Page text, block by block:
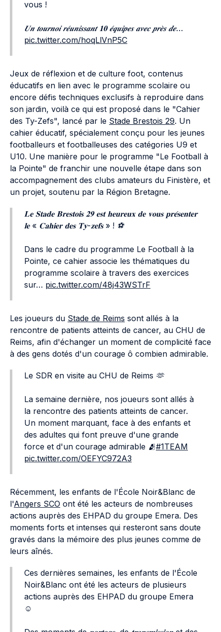
vous !
𝑼𝒏 𝒕𝒐𝒖𝒓𝒏𝒐𝒊 𝒓𝒆́𝒖𝒏𝒊𝒔𝒔𝒂𝒏𝒕 𝟏𝟎 𝒆́𝒒𝒖𝒊𝒑𝒆𝒔 𝒂𝒗𝒆𝒄 𝒑𝒓𝒆̀𝒔 𝒅𝒆…
pic.twitter.com/hoqLlVnP5C
Jeux de réflexion et de culture foot, contenus
éducatifs en lien avec le programme scolaire ou
encore défis techniques exclusifs à reproduire dans
son jardin, voilà ce qui est proposé dans le "Cahier
des Ty-Zefs", lancé par le Stade Brestois 29. Un
cahier éducatif, spécialement conçu pour les jeunes
footballeurs et footballeuses des catégories U9 et
U10. Une manière pour le programme "Le Football à
la Pointe" de franchir une nouvelle étape dans son
accompagnement des clubs amateurs du Finistère, et
un projet, soutenu par la Région Bretagne.
𝐋𝐞 𝐒𝐭𝐚𝐝𝐞 𝐁𝐫𝐞𝐬𝐭𝐨𝐢𝐬 𝟐𝟗 𝐞𝐬𝐭 𝐡𝐞𝐮𝐫𝐞𝐮𝐱 𝐝𝐞 𝐯𝐨𝐮𝐬 𝐩𝐫𝐞́𝐬𝐞𝐧𝐭𝐞𝐫
𝐥𝐞 « 𝐂𝐚𝐡𝐢𝐞𝐫 𝐝𝐞𝐬 𝐓𝐲-𝐳𝐞𝐟𝐬 » ! ⚽️
Dans le cadre du programme Le Football à la
Pointe, ce cahier associe les thématiques du
programme scolaire à travers des exercices
sur… pic.twitter.com/48j43WSTrF
Les joueurs du Stade de Reims sont allés à la
rencontre de patients atteints de cancer, au CHU de
Reims, afin d'échanger un moment de complicité face
à des gens dotés d'un courage ô combien admirable.
Le SDR en visite au CHU de Reims 🫶
La semaine dernière, nos joueurs sont allés à
la rencontre des patients atteints de cancer.
Un moment marquant, face à des enfants et
des adultes qui font preuve d'une grande
force et d'un courage admirable 🫂#1TEAM
pic.twitter.com/OEFYC972A3
Récemment, les enfants de l'École Noir&Blanc de
l'Angers SCO ont été les acteurs de nombreuses
actions auprès des EHPAD du groupe Emera. Des
moments forts et intenses qui resteront sans doute
gravés dans la mémoire des plus jeunes comme de
leurs aînés.
Ces dernières semaines, les enfants de l'École
Noir&Blanc ont été les acteurs de plusieurs
actions auprès des EHPAD du groupe Emera
☺️